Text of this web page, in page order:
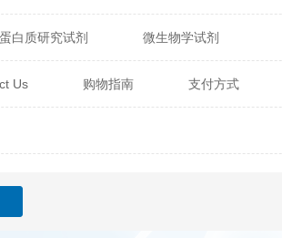
BPS Bioscience
Click Chemistry Tools Bioassay Systems
蛋白质研究试剂 微生物学试剂
其他产品
Us 购物指南 支付方式